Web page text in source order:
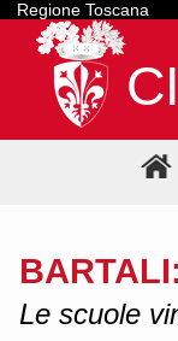
Regione Toscana
Le scuole